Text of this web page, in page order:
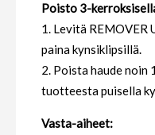
Poisto 3-
1. Levitä REMOVER
paina kynsiklipsillä.
2. Poista haude noin
tuotteesta puisella
Vasta-aiheet: